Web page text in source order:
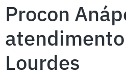
Procon
Lourdes